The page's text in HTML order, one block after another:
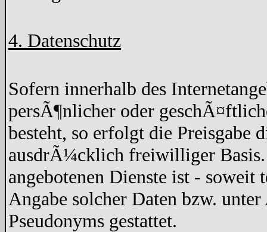
4. Datenschutz
Sofern innerhalb des
persÃ¶nlicher oder
besteht, so erfolgt die Preisgabe
ausdrÃ¼cklich freiwilliger Basis.
angebotenen Dienste ist -
Angabe solcher Daten bzw.
Pseudonyms gestattet.